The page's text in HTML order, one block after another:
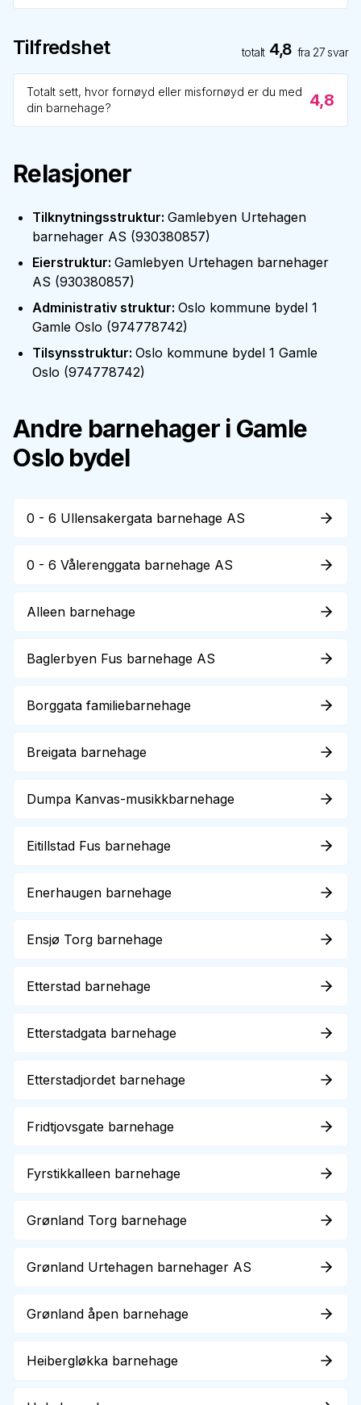
Tilfredshet totalt 4,8 fra 27 svar
Totalt sett, hvor fornøyd eller misfornøyd er du med
din barnehage?
4,8
Relasjoner
Tilknytningsstruktur: Gamlebyen Urtehagen
barnehager AS (930380857)
Eierstruktur: Gamlebyen Urtehagen barnehager
AS (930380857)
Administrativ struktur: Oslo kommune bydel 1
Gamle Oslo (974778742)
Tilsynsstruktur: Oslo kommune bydel 1 Gamle
Oslo (974778742)
Andre barnehager i Gamle
Oslo bydel
0 - 6 Ullensakergata barnehage AS
0 - 6 Vålerenggata barnehage AS
Alleen barnehage
Baglerbyen Fus barnehage AS
Borggata familiebarnehage
Breigata barnehage
Dumpa Kanvas-musikkbarnehage
Eitillstad Fus barnehage
Enerhaugen barnehage
Ensjø Torg barnehage
Etterstad barnehage
Etterstadgata barnehage
Etterstadjordet barnehage
Fridtjovsgate barnehage
Fyrstikkalleen barnehage
Grønland Torg barnehage
Grønland Urtehagen barnehager AS
Grønland åpen barnehage
Heibergløkka barnehage